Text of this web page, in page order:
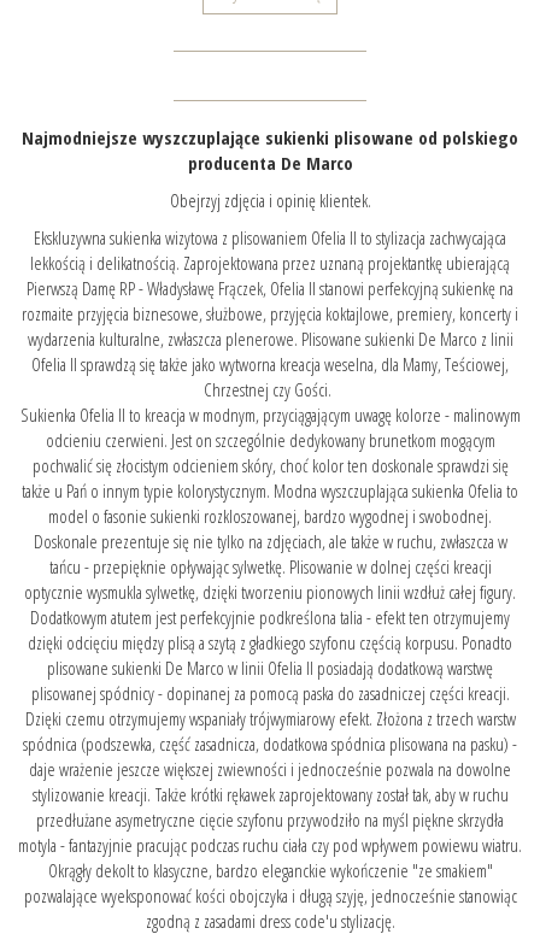
Najmodniejsze wyszczuplające sukienki plisowane od polskiego
producenta De Marco
Obejrzyj zdjęcia i opinię klientek.
Ekskluzywna sukienka wizytowa z plisowaniem Ofelia II to stylizacja zachwycająca
lekkością i delikatnością. Zaprojektowana przez uznaną projektantkę ubierającą
Pierwszą Damę RP - Władysławę Frączek, Ofelia II stanowi perfekcyjną sukienkę na
rozmaite przyjęcia biznesowe, służbowe, przyjęcia koktajlowe, premiery, koncerty i
wydarzenia kulturalne, zwłaszcza plenerowe. Plisowane sukienki De Marco z linii
Ofelia II sprawdzą się także jako wytworna kreacja weselna, dla Mamy, Teściowej,
Chrzestnej czy Gości.
Sukienka Ofelia II to kreacja w modnym, przyciągającym uwagę kolorze - malinowym
odcieniu czerwieni. Jest on szczególnie dedykowany brunetkom mogącym
pochwalić się złocistym odcieniem skóry, choć kolor ten doskonale sprawdzi się
także u Pań o innym typie kolorystycznym. Modna wyszczuplająca sukienka Ofelia to
model o fasonie sukienki rozkloszowanej, bardzo wygodnej i swobodnej.
Doskonale prezentuje się nie tylko na zdjęciach, ale także w ruchu, zwłaszcza w
tańcu - przepięknie opływając sylwetkę. Plisowanie w dolnej części kreacji
optycznie wysmukla sylwetkę, dzięki tworzeniu pionowych linii wzdłuż całej figury.
Dodatkowym atutem jest perfekcyjnie podkreślona talia - efekt ten otrzymujemy
dzięki odcięciu między plisą a szytą z gładkiego szyfonu częścią korpusu. Ponadto
plisowane sukienki De Marco w linii Ofelia II posiadają dodatkową warstwę
plisowanej spódnicy - dopinanej za pomocą paska do zasadniczej części kreacji.
Dzięki czemu otrzymujemy wspaniały trójwymiarowy efekt. Złożona z trzech warstw
spódnica (podszewka, część zasadnicza, dodatkowa spódnica plisowana na pasku) -
daje wrażenie jeszcze większej zwiewności i jednocześnie pozwala na dowolne
stylizowanie kreacji. Także krótki rękawek zaprojektowany został tak, aby w ruchu
przedłużane asymetryczne cięcie szyfonu przywodziło na myśl piękne skrzydła
motyla - fantazyjnie pracując podczas ruchu ciała czy pod wpływem powiewu wiatru.
Okrągły dekolt to klasyczne, bardzo eleganckie wykończenie "ze smakiem"
pozwalające wyeksponować kości obojczyka i długą szyję, jednocześnie stanowiąc
zgodną z zasadami dress code'u stylizację.